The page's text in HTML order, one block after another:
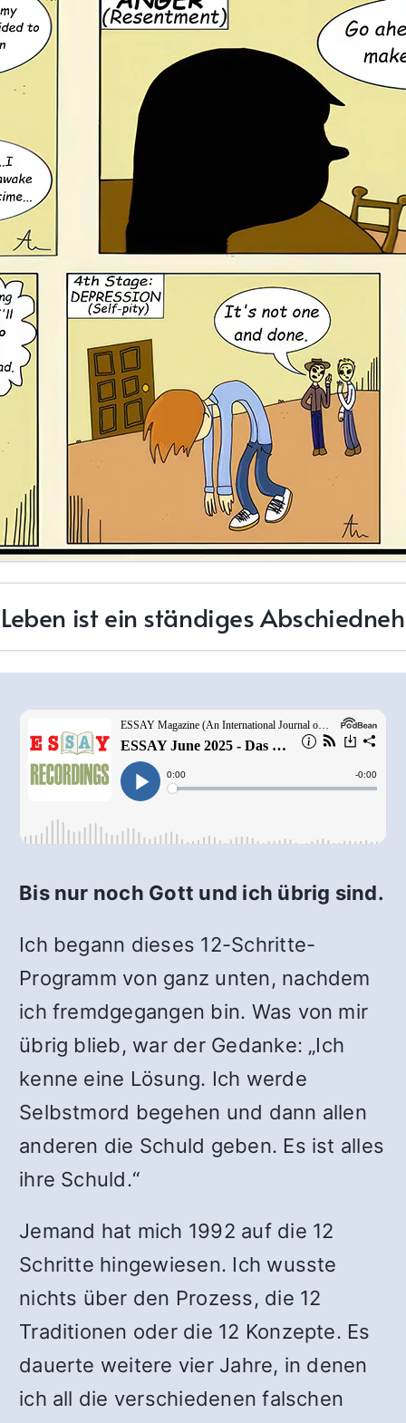
ist ein ständiges
Bis nur noch Gott und ich übrig sind.
Ich begann dieses 12-Schritte-
Programm von ganz unten, nachdem
ich fremdgegangen bin. Was von mir
übrig blieb, war der Gedanke: „Ich
kenne eine Lösung. Ich werde
Selbstmord begehen und dann allen
anderen die Schuld geben. Es ist alles
ihre Schuld.“
Jemand hat mich 1992 auf die 12
Schritte hingewiesen. Ich wusste
nichts über den Prozess, die 12
Traditionen oder die 12 Konzepte. Es
dauerte weitere vier Jahre, in denen
ich all die verschiedenen falschen